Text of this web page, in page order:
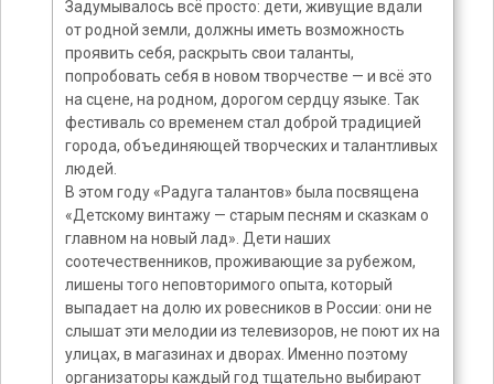
Задумывалось всё просто: дети, живущие вдали
от родной земли, должны иметь возможность
проявить себя, раскрыть свои таланты,
попробовать себя в новом творчестве — и всё это
на сцене, на родном, дорогом сердцу языке. Так
фестиваль со временем стал доброй традицией
города, объединяющей творческих и талантливых
людей.
В этом году «Радуга талантов» была посвящена
«Детскому винтажу — старым песням и сказкам о
главном на новый лад». Дети наших
соотечественников, проживающие за рубежом,
лишены того неповторимого опыта, который
выпадает на долю их ровесников в России: они не
слышат эти мелодии из телевизоров, не поют их на
улицах, в магазинах и дворах. Именно поэтому
организаторы каждый год тщательно выбирают